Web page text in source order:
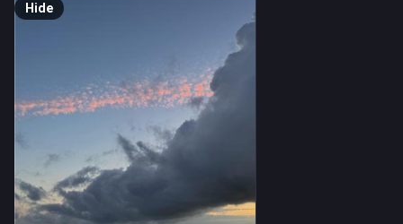
Hide